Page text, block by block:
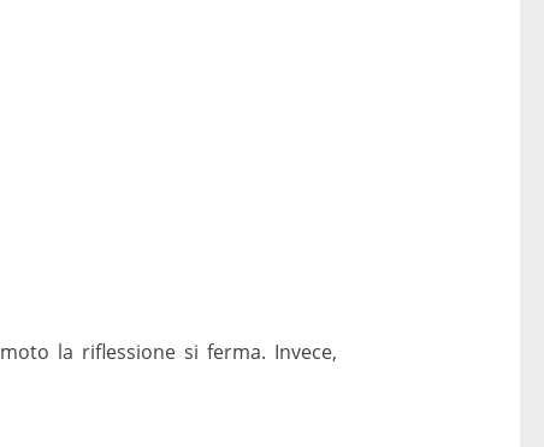
la riflessione si ferma. Invece,